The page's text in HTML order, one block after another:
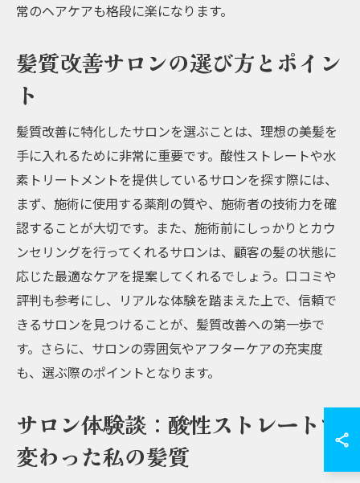
常のヘアケアも格段に楽になります。
髪質改善サロンの選び方とポイン
ト
髪質改善に特化したサロンを選ぶことは、理想の美髪を
手に入れるために非常に重要です。酸性ストレートや水
素トリートメントを提供しているサロンを探す際には、
まず、施術に使用する薬剤の質や、施術者の技術力を確
認することが大切です。また、施術前にしっかりとカウ
ンセリングを行ってくれるサロンは、顧客の髪の状態に
応じた最適なケアを提案してくれるでしょう。口コミや
評判も参考にし、リアルな体験を踏まえた上で、信頼で
きるサロンを見つけることが、髪質改善への第一歩で
す。さらに、サロンの雰囲気やアフターケアの充実度
も、選ぶ際のポイントとなります。
サロン体験談：酸性ストレートで
変わった私の髪質